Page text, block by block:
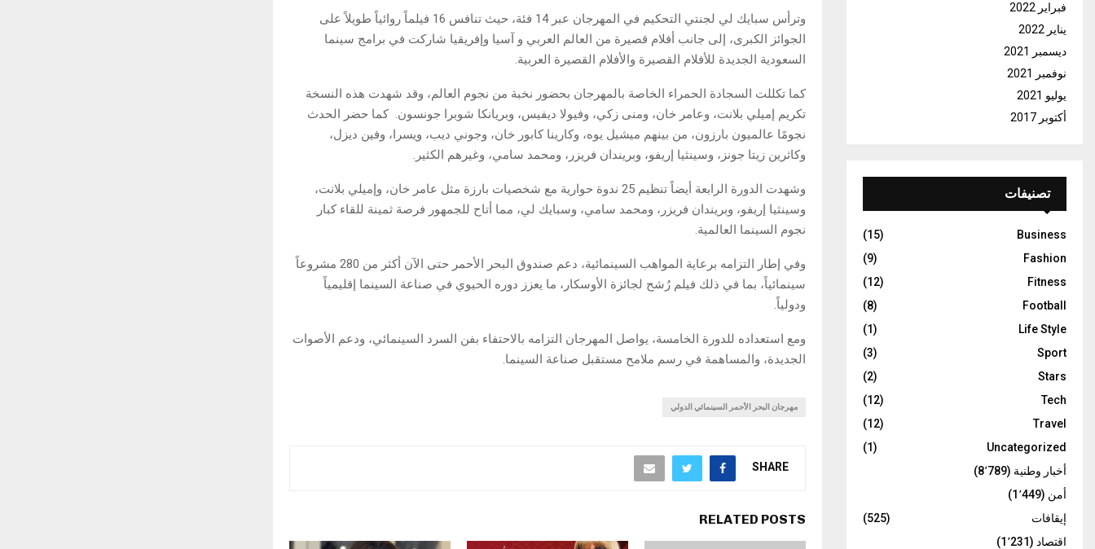
وترأس سبايك لي لجنتي التحكيم في المهرجان عبر 14 فئة، حيث تنافس 16 فيلماً روائياً طويلاً على
الجوائز الكبرى، إلى جانب أفلام قصيرة من العالم العربي و آسيا وإفريقيا شاركت في برامج سينما
السعودية الجديدة للأفلام القصيرة والأفلام القصيرة العربية.
كما تكللت السجادة الحمراء الخاصة بالمهرجان بحضور نخبة من نجوم العالم، وقد شهدت هذه النسخة
تكريم إميلي بلانت، وعامر خان، ومنى زكي، وفيولا ديفيس، وبريانكا شوبرا جونسون. كما حضر الحدث
نجومًا عالميون بارزون، من بينهم ميشيل يوه، وكارينا كابور خان، وجوني ديب، ويسرا، وفين ديزل،
وكاثرين زيتا جونز، وسينثيا إريفو، وبريندان فريزر، ومحمد سامي، وغيرهم الكثير.
وشهدت الدورة الرابعة أيضاً تنظيم 25 ندوة حوارية مع شخصيات بارزة مثل عامر خان، وإميلي بلانت،
وسينثيا إريفو، وبريندان فريزر، ومحمد سامي، وسبايك لي، مما أتاح للجمهور فرصة ثمينة للقاء كبار
نجوم السينما العالمية.
وفي إطار التزامه برعاية المواهب السينمائية، دعم صندوق البحر الأحمر حتى الآن أكثر من 280 مشروعاً
سينمائياً، بما في ذلك فيلم رُشح لجائزة الأوسكار، ما يعزز دوره الحيوي في صناعة السينما إقليمياً
ودولياً.
ومع استعداده للدورة الخامسة، يواصل المهرجان التزامه بالاحتفاء بفن السرد السينمائي، ودعم الأصوات
الجديدة، والمساهمة في رسم ملامح مستقبل صناعة السينما.
مهرجان البحر الأحمر السينمائي الدولي
SHARE
RELATED POSTS
فبراير 2022
يناير 2022
ديسمبر 2021
نوفمبر 2021
يوليو 2021
أكتوبر 2017
تصنيفات
Business
(15)
Fashion
(9)
Fitness
(12)
Football
(8)
Life Style
(1)
Sport
(3)
Stars
(2)
Tech
(12)
Travel
(12)
Uncategorized
(1)
أخبار وطنية (8٬789)
أمن (1٬449)
إيقافات
(525)
اقتصاد (1٬231)